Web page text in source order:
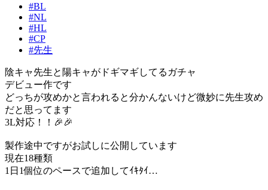
#BL
#NL
#HL
#CP
#先生
陰キャ先生と陽キャがドギマギしてるガチャ
デビュー作です
どっちが攻めかと言われると分かんないけど微妙に先生攻め
だと思ってます
3L対応！！🎉🎉
製作途中ですがお試しに公開しています
現在18種類
1日1個位のペースで追加してｲｷﾀｲ…